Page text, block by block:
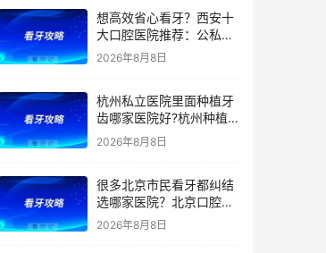
避坑收好！附价格表
想高效省心看牙？西安十
大口腔医院推荐：公私立
综合实力测评，精准匹配
齿项目价格参考
2026年8月8日
杭州私立医院里面种植牙
齿哪家医院好?杭州种植
牙齿多少钱一颗?杭州种
植牙哪个医生好?
2026年8月8日
很多北京市民看牙都纠结
选哪家医院？北京口腔医
院前五排名出炉！看牙首
2026年8月8日